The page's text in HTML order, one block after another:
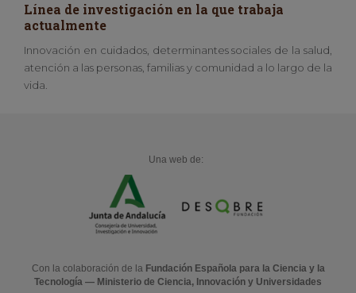
Línea de investigación en la que trabaja
actualmente
Innovación en cuidados, determinantes sociales de la salud,
atención a las personas, familias y comunidad a lo largo de la
vida.
Una web de:
Con la colaboración de la Fundación Española para la Ciencia y la
Tecnología — Ministerio de Ciencia, Innovación y Universidades